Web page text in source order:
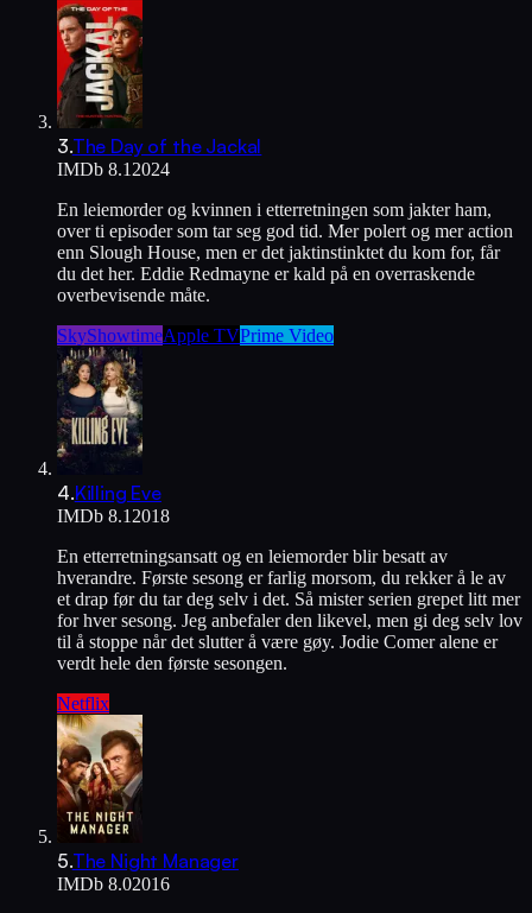
3.The Day of the Jackal
IMDb 8.1 2024
En leiemorder og kvinnen i etterretningen som jakter ham,
over ti episoder som tar seg god tid. Mer polert og mer action
enn Slough House, men er det jaktinstinktet du kom for, får
du det her. Eddie Redmayne er kald på en overraskende
overbevisende måte.
SkyShowtimeApple TVPrime Video
4.Killing Eve
IMDb 8.1 2018
En etterretningsansatt og en leiemorder blir besatt av
hverandre. Første sesong er farlig morsom, du rekker å le av
et drap før du tar deg selv i det. Så mister serien grepet litt mer
for hver sesong. Jeg anbefaler den likevel, men gi deg selv lov
til å stoppe når det slutter å være gøy. Jodie Comer alene er
verdt hele den første sesongen.
Netflix
5.The Night Manager
IMDb 8.02016